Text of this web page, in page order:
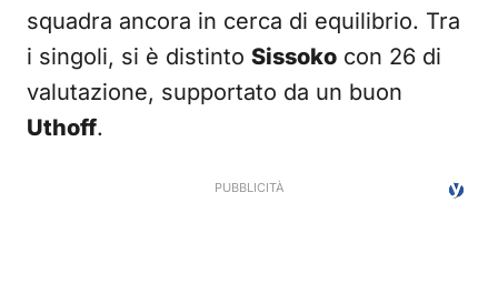
squadra ancora in cerca di equilibrio. Tra
i singoli, si è distinto Sissoko con 26 di
valutazione, supportato da un buon
Uthoff.